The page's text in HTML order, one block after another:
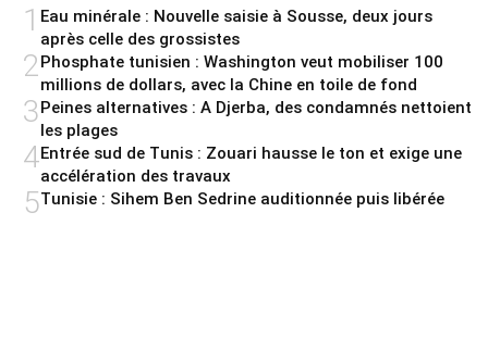
1 Eau minérale : Nouvelle saisie à Sousse, deux jours
après celle des grossistes
2Phosphate tunisien : Washington veut mobiliser 100
millions de dollars, avec la Chine en toile de fond
3Peines alternatives : A Djerba, des condamnés nettoient
les plages
4Entrée sud de Tunis : Zouari hausse le ton et exige une
accélération des travaux
5Tunisie : Sihem Ben Sedrine auditionnée puis libérée